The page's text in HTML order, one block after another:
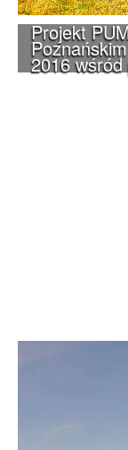
Projekt
2016